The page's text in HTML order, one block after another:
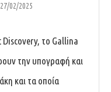
27/02/2025
το Gallina
την υπογραφή και
και τα οποία